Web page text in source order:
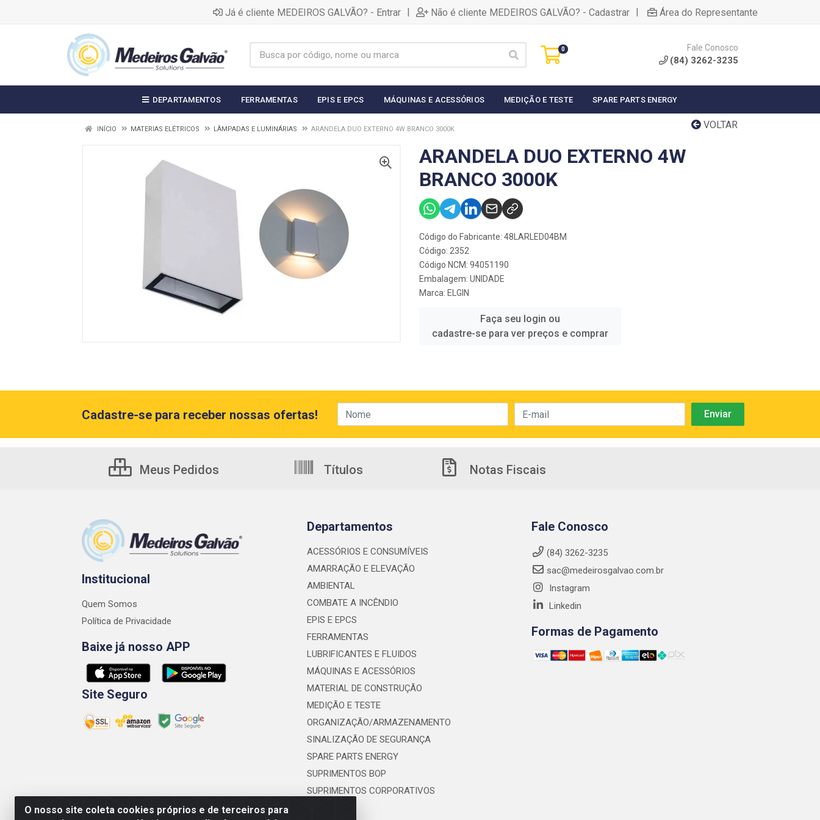
Já é cliente MEDEIROS GALVÃO? - Entrar | Não é cliente MEDEIROS GALVÃO? - Cadastrar | Área do Representante
0 Fale Conosco
(84) 3262-3235
DEPARTAMENTOS FERRAMENTAS EPIS E EPCS MÁQUINAS E ACESSÓRIOS MEDIÇÃO E TESTE SPARE PARTS ENERGY
VOLTAR
INÍCIO MATERIAS ELÉTRICOS LÂMPADAS E LUMINÁRIAS ARANDELA DUO EXTERNO 4W BRANCO 3000K
ARANDELA DUO EXTERNO 4W
BRANCO 3000K
Código do Fabricante: 48LARLED04BM
Código: 2352
Código NCM: 94051190
Embalagem: UNIDADE
Marca: ELGIN
Faça seu login ou
cadastre-se para ver preços e comprar
O nosso site coleta cookies próprios e de terceiros para
Cadastre-se para receber nossas ofertas!
Meus Pedidos Títulos Notas Fiscais
Institucional
Quem Somos
Política de Privacidade
Baixe já nosso APP
Site Seguro
Departamentos
ACESSÓRIOS E CONSUMÍVEIS
AMARRAÇÃO E ELEVAÇÃO
AMBIENTAL
COMBATE A INCÊNDIO
EPIS E EPCS
FERRAMENTAS
LUBRIFICANTES E FLUIDOS
MÁQUINAS E ACESSÓRIOS
MATERIAL DE CONSTRUÇÃO
MEDIÇÃO E TESTE
ORGANIZAÇÃO/ARMAZENAMENTO
SINALIZAÇÃO DE SEGURANÇA
SPARE PARTS ENERGY
SUPRIMENTOS BOP
SUPRIMENTOS CORPORATIVOS
Fale Conosco
(84) 3262-3235
sac@medeirosgalvao.com.br
Instagram
Linkedin
Formas de Pagamento